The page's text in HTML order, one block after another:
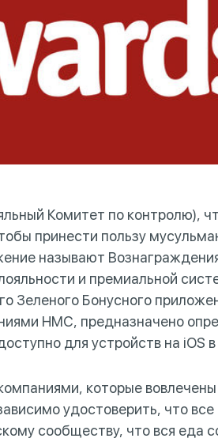
Комитет по контролю),
принести пользу
называют
и премиальной
Зеленого Бонусного
HMC, предназначено
для устройств на iOS
которые
удостоверить, что
сообществу, что вся еда